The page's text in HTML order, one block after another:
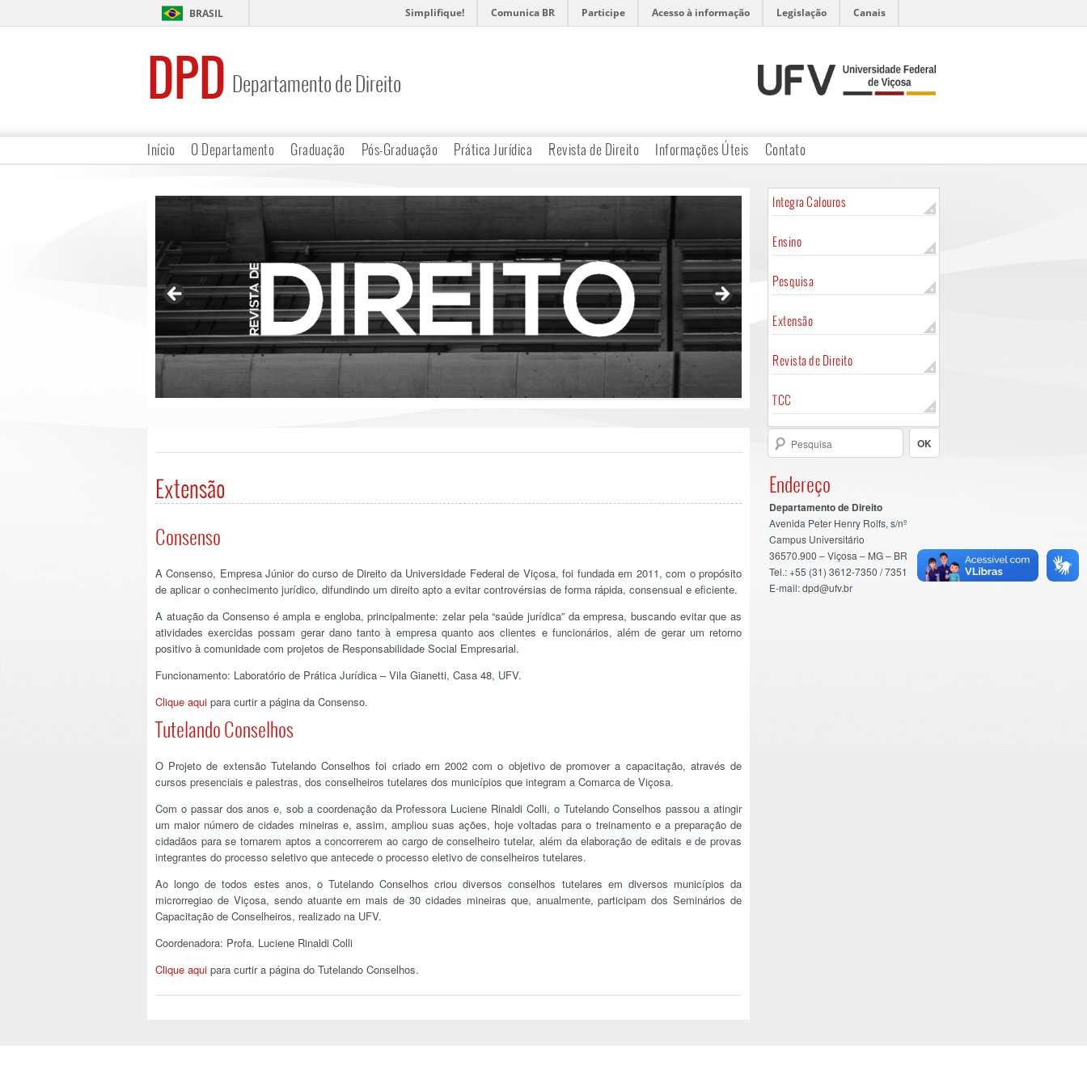
BRASIL Simplifique! Comunica BR Participe Acesso à informação Legislação Canais
DPD Departamento de Direito
Início O Departamento Graduação Pós-Graduação Prática Jurídica Revista de Direito Informações Úteis Contato
Integra Calouros
Ensino
Pesquisa
Extensão
Revista de Direito
TCC
Endereço
Departamento de Direito
Avenida Peter Henry Rolfs, s/nº
Campus Universitário
36570.900 – Viçosa – MG – BR
Tel.: +55 (31) 3612-7350 / 7351
E-mail: dpd@ufv.br
Extensão
Consenso
A Consenso, Empresa Júnior do curso de Direito da Universidade Federal de Viçosa, foi fundada em 2011, com o propósito
de aplicar o conhecimento jurídico, difundindo um direito apto a evitar controvérsias de forma rápida, consensual e eficiente.
A atuação da Consenso é ampla e engloba, principalmente: zelar pela “saúde jurídica” da empresa, buscando evitar que as
atividades exercidas possam gerar dano tanto à empresa quanto aos clientes e funcionários, além de gerar um retorno
positivo à comunidade com projetos de Responsabilidade Social Empresarial.
Funcionamento: Laboratório de Prática Jurídica – Vila Gianetti, Casa 48, UFV.
Clique aqui para curtir a página da Consenso.
Tutelando Conselhos
O Projeto de extensão Tutelando Conselhos foi criado em 2002 com o objetivo de promover a capacitação, através de
cursos presenciais e palestras, dos conselheiros tutelares dos municípios que integram a Comarca de Viçosa.
Com o passar dos anos e, sob a coordenação da Professora Luciene Rinaldi Colli, o Tutelando Conselhos passou a atingir
um maior número de cidades mineiras e, assim, ampliou suas ações, hoje voltadas para o treinamento e a preparação de
cidadãos para se tornarem aptos a concorrerem ao cargo de conselheiro tutelar, além da elaboração de editais e de provas
integrantes do processo seletivo que antecede o processo eletivo de conselheiros tutelares.
Ao longo de todos estes anos, o Tutelando Conselhos criou diversos conselhos tutelares em diversos municípios da
microrregiao de Viçosa, sendo atuante em mais de 30 cidades mineiras que, anualmente, participam dos Seminários de
Capacitação de Conselheiros, realizado na UFV.
Coordenadora: Profa. Luciene Rinaldi Colli
Clique aqui para curtir a página do Tutelando Conselhos.